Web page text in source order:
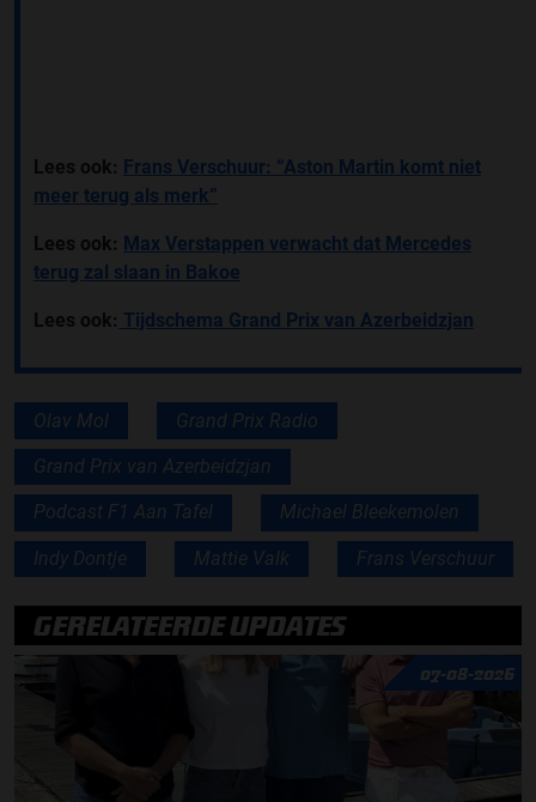
Lees ook: Frans Verschuur: “Aston Martin komt niet
meer terug als merk”
Lees ook: Max Verstappen verwacht dat Mercedes
terug zal slaan in Bakoe
Lees ook: Tijdschema Grand Prix van Azerbeidzjan
Olav Mol Grand Prix Radio
Grand Prix van Azerbeidzjan
Podcast F1 Aan Tafel Michael Bleekemolen
Indy Dontje Mattie Valk Frans Verschuur
GERELATEERDE UPDATES
07-08-2026